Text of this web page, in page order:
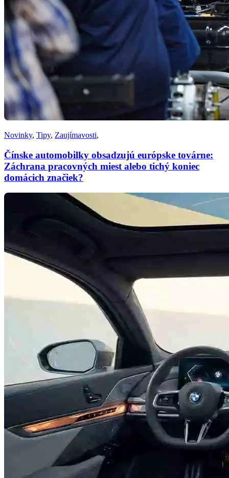
Novinky, Tipy, Zaujímavosti,
Čínske automobilky obsadzujú európske továrne:
Záchrana pracovných miest alebo tichý koniec
domácich značiek?